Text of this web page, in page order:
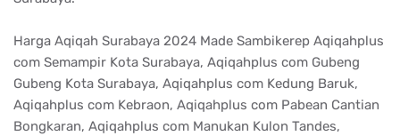
Harga Aqiqah Surabaya 2024 Made Sambikerep Aqiqahplus
com Semampir Kota Surabaya, Aqiqahplus com Gubeng
Gubeng Kota Surabaya, Aqiqahplus com Kedung Baruk,
Aqiqahplus com Kebraon, Aqiqahplus com Pabean Cantian
Bongkaran, Aqiqahplus com Manukan Kulon Tandes,